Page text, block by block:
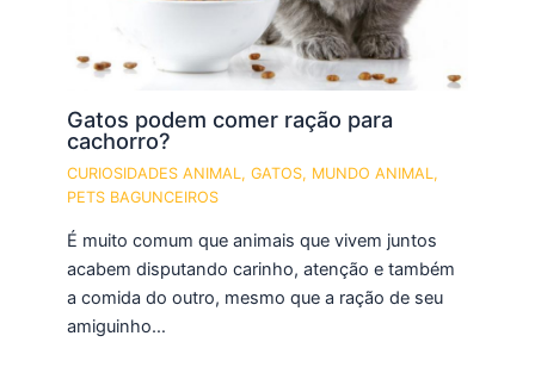
Gatos podem comer ração para
cachorro?
CURIOSIDADES ANIMAL ,GATOS, MUNDO ANIMAL ,
PETS BAGUNCEIROS
É muito comum que animais que vivem juntos
acabem disputando carinho, atenção e também
a comida do outro, mesmo que a ração de seu
amiguinho…